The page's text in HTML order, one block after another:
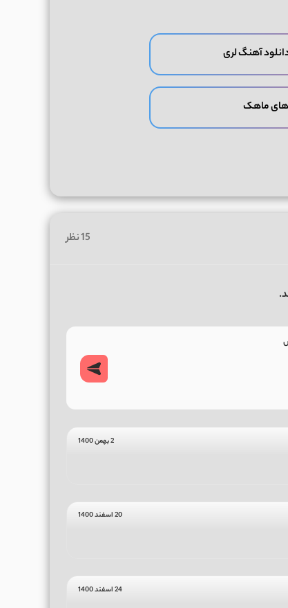
آهنگ لری
های ماهک
15 نظر
2 بهمن 1400
20 اسفند 1400
24 اسفند 1400